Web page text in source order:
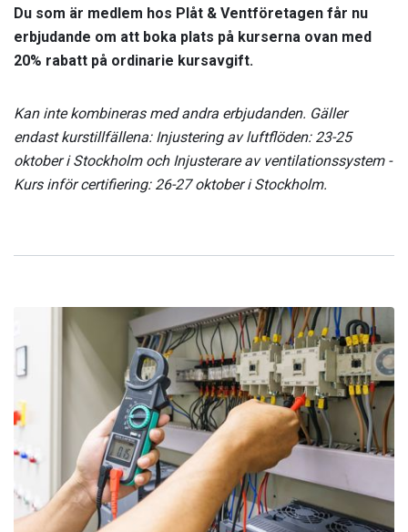
Du som är medlem hos Plåt & Ventföretagen får nu
erbjudande om att boka plats på kurserna ovan med
20% rabatt på ordinarie kursavgift.
Kan inte kombineras med andra erbjudanden. Gäller
endast kurstillfällena: Injustering av luftflöden: 23-25
oktober i Stockholm och Injusterare av ventilationssystem -
Kurs inför certifiering: 26-27 oktober i Stockholm.